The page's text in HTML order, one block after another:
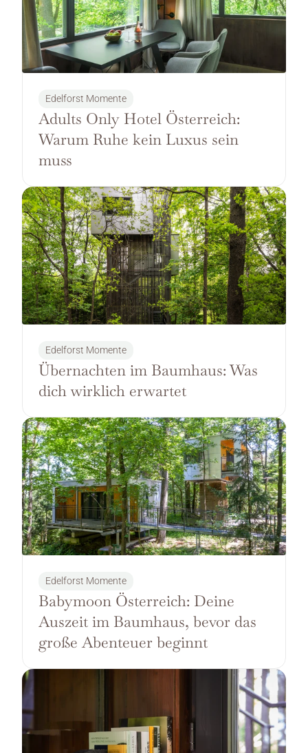
Edelforst Momente
Adults Only Hotel Österreich:
Warum Ruhe kein Luxus sein
muss
Edelforst Momente
Übernachten im Baumhaus: Was
dich wirklich erwartet
Edelforst Momente
Babymoon Österreich: Deine
Auszeit im Baumhaus, bevor das
große Abenteuer beginnt